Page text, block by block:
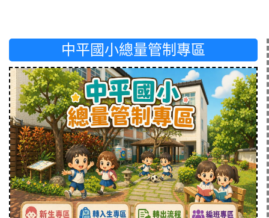
中平國小總量管制專區